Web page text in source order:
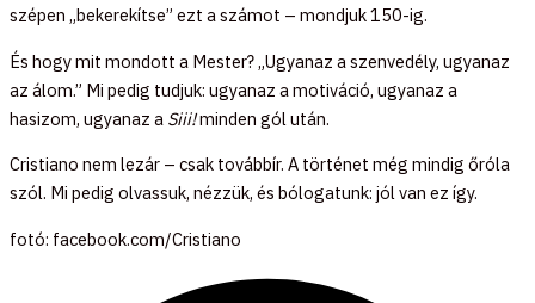
szépen „bekerekítse” ezt a számot – mondjuk 150-ig.
És hogy mit mondott a Mester? „Ugyanaz a szenvedély, ugyanaz
az álom.” Mi pedig tudjuk: ugyanaz a motiváció, ugyanaz a
hasizom, ugyanaz a Siii!minden gól után.
Cristiano nem lezár – csak továbbír. A történet még mindig őróla
szól. Mi pedig olvassuk, nézzük, és bólogatunk: jól van ez így.
fotó: facebook.com/Cristiano